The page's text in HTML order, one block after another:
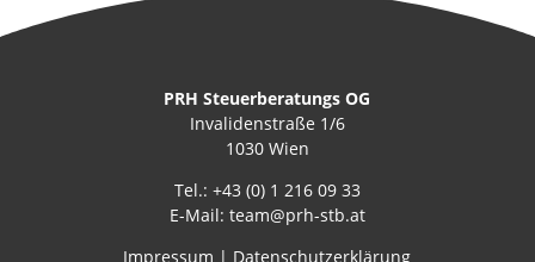
PRH Steuerberatungs OG
Invalidenstraße 1/6
1030 Wien
Tel.: +43 (0) 1 216 09 33
E-Mail: team@prh-stb.at
Impressum | Datenschutzerklärung